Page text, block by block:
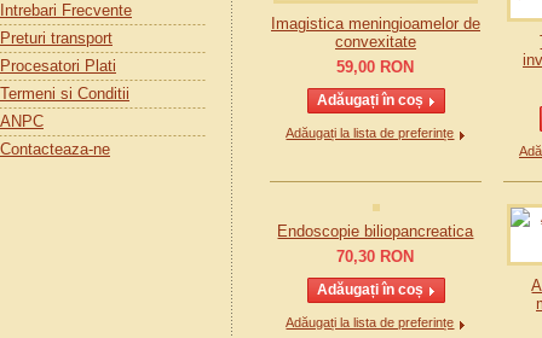
Imagistica meningioamelor de
convexitate
59,00 RON
Adăugați la lista de preferințe
Endoscopie biliopancreatica
70,30 RON
Adăugați la lista de preferințe
Intrebari Frecvente
Preturi transport
Procesatori Plati
Termeni si Conditii
ANPC
Contacteaza-ne